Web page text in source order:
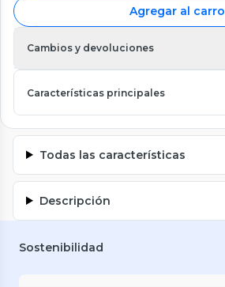
Agregar al carro
Cambios y devoluciones
Características principales
Todas las características
Descripción
Sostenibilidad